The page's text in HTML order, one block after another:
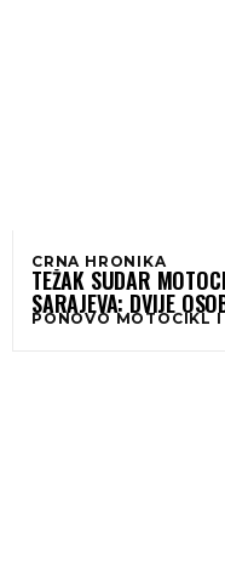
CRNA HRONIKA
TEŽAK SUDAR
SARAJEVA: DVIJE
PONOVO MOTOCIKL